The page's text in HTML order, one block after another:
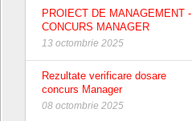
PROIECT DE MANAGEMENT -
CONCURS MANAGER
13 octombrie 2025
Rezultate verificare dosare
concurs Manager
08 octombrie 2025